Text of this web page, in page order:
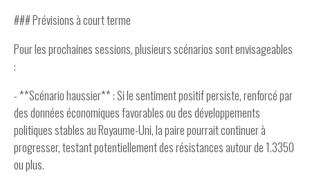
### Prévisions à court terme
Pour les prochaines sessions, plusieurs scénarios sont envisageables
:
- **Scénario haussier** : Si le sentiment positif persiste, renforcé par
des données économiques favorables ou des développements
politiques stables au Royaume-Uni, la paire pourrait continuer à
progresser, testant potentiellement des résistances autour de 1.3350
ou plus.